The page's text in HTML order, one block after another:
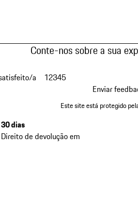
Conte-nos sobre a sua
a 12345
Enviar
Este site está protegido
30 dias
Direito de devolução em